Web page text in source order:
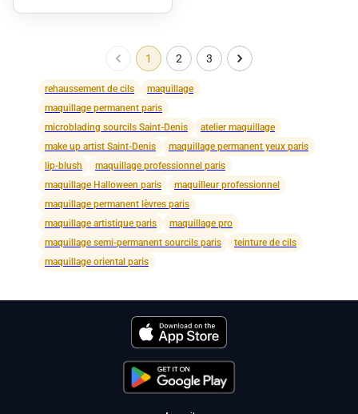
1 2 3
rehaussement de cils
maquillage
maquillage permanent paris
microblading sourcils Saint-Denis
atelier maquillage
make up artist Saint-Denis
maquillage permanent yeux paris
lip-blush
maquillage professionnel paris
maquillage Halloween paris
maquilleur professionnel
maquillage permanent lèvres paris
maquillage artistique paris
maquillage pro
maquillage semi-permanent sourcils paris
teinture de cils
maquillage oriental paris